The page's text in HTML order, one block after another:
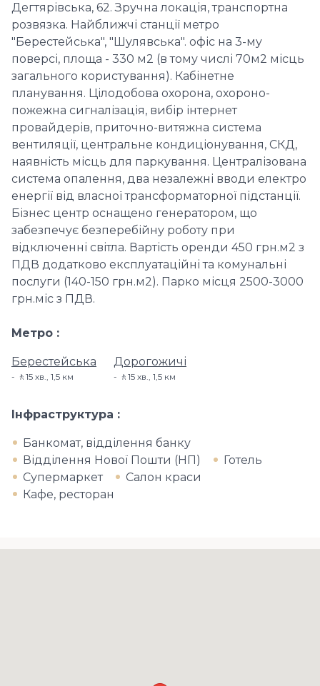
Дегтярівська, 62. Зручна локація, транспортна
розвязка. Найближчі станції метро
"Берестейська", "Шулявська". офіс на 3-му
поверсі, площа - 330 м2 (в тому числі 70м2 місць
загального користування). Кабінетне
планування. Цілодобова охорона, охороно-
пожежна сигналізація, вибір інтернет
провайдерів, приточно-витяжна система
вентиляції, центральне кондиціонування, СКД,
наявність місць для паркування. Централізована
система опалення, два незалежні вводи електро
енергії від власної трансформаторної підстанції.
Бізнес центр оснащено генератором, що
забезпечує безперебійну роботу при
відключенні світла. Вартість оренди 450 грн.м2 з
ПДВ додатково експлуатаційні та комунальні
послуги (140-150 грн.м2). Парко місця 2500-3000
грн.міс з ПДВ.
Метро
Берестейська
🚶15 хв​., 1,5 км
Дорогожичі
🚶15 хв​., 1,5 км
Інфраструктура
Банкомат, відділення банку
Відділення Нової Пошти (НП)
Готель
Супермаркет
Салон краси
Кафе, ресторан